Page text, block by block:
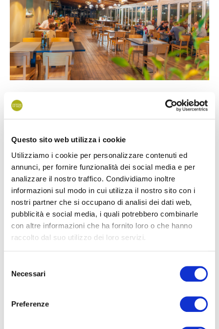
Questo sito web utilizza i cookie
Utilizziamo i cookie per personalizzare contenuti ed
annunci, per fornire funzionalità dei social media e per
analizzare il nostro traffico. Condividiamo inoltre
informazioni sul modo in cui utilizza il nostro sito con i
nostri partner che si occupano di analisi dei dati web,
pubblicità e social media, i quali potrebbero combinarle
con altre informazioni che ha fornito loro o che hanno
raccolto dal suo utilizzo dei loro servizi.
delNecessari
Preferenze
Das
mit Tischservice und À-la-carte-Menü
verfügt über einen großen klimatisierten Raum. Auf unserer
Essen den Ausblick auf unseren wunderschön angelegten
Garten genießen, in dem die Kinder auch viel Platz zum
Spielen finden.
Unser Chefkoch bietet Ihnen italienische und internationale
Hauptspeisen und stets frische Fischgerichte sowie Gemüse
aus der Region. Unser mehrsprachiges Personal wird Ihnen
dazu die passenden Weine vorschlagen.
Tische und Stühle im Schatten des Pinienwaldes sind ideal,